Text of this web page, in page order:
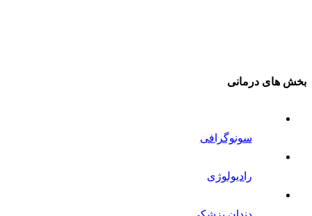
بخش های درمانی
سونوگرافی
رادیولوژی